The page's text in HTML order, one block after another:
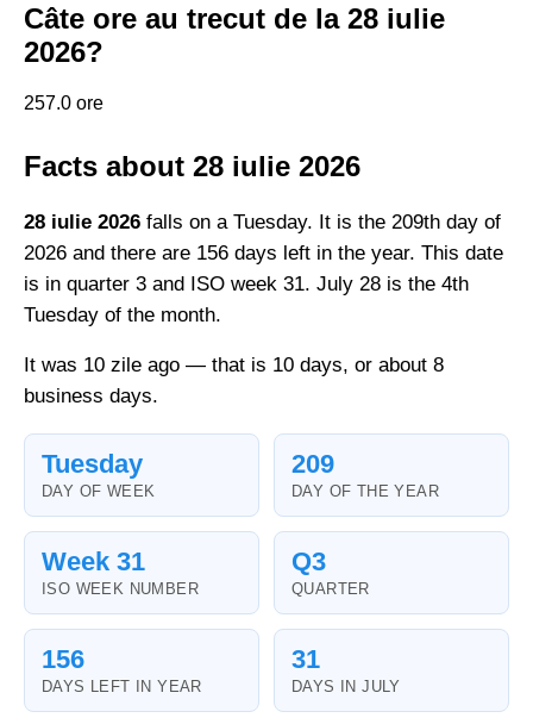
Câte ore au trecut de la 28 iulie
2026?
257.0 ore
Facts about 28 iulie 2026
28 iulie 2026 falls on a Tuesday. It is the 209th day of
2026 and there are 156 days left in the year. This date
is in quarter 3 and ISO week 31. July 28 is the 4th
Tuesday of the month.
It was 10 zile ago — that is 10 days, or about 8
business days.
Tuesday
DAY OF WEEK
209
DAY OF THE YEAR
Week 31
ISO WEEK NUMBER
Q3
QUARTER
156
DAYS LEFT IN YEAR
31
DAYS IN JULY